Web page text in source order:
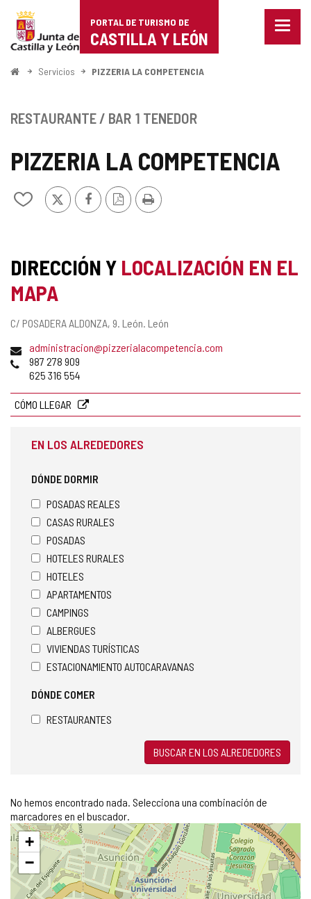
Portal
de
Turismo
Castilla
León
PORTAL DE TURISMO DE
CASTILLA Y LEÓN
Menu
InicioServicios PIZZERIA LA COMPETENCIA
PIZZERIA LA COMPETENCIA
Añadir/quitar
X FacebookVersión
PDF
Imprimir
RESTAURANTE / BAR 1 TENEDOR
DIRECCIÓN Y LOCALIZACIÓN EN EL
MAPA
Dirección
C/ POSADERA ALDONZA, 9. León. León
Dirección
de
correo
administracion@pizzerialacompetencia.com
Teléfonos
987 278 909
625 316 554
CÓMO LLEGAR
EN LOS ALREDEDORES
DÓNDE DORMIR
POSADAS REALES
CASAS RURALES
POSADAS
HOTELES RURALES
HOTELES
APARTAMENTOS
CAMPINGS
ALBERGUES
VIVIENDAS TURÍSTICAS
ESTACIONAMIENTO AUTOCARAVANAS
DÓNDE COMER
RESTAURANTES
BUSCAR EN LOS ALREDEDORES
No hemos encontrado nada. Selecciona una combinación de
marcadores en el buscador.
Saltar
mapa
+
−